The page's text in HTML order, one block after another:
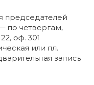
председателей
по четвергам,
оф. 301
или пл.
запись